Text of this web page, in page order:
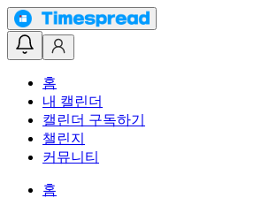
홈
내 캘린더
캘린더 구독하기
챌린지
커뮤니티
홈